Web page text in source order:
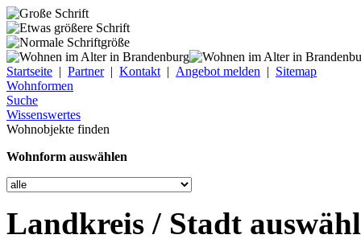
Startseite | Partner| Kontakt | Angebot melden | Sitemap
Wohnformen
Suche
Wissenswertes
Wohnobjekte finden
Wohnform auswählen
Landkreis / Stadt